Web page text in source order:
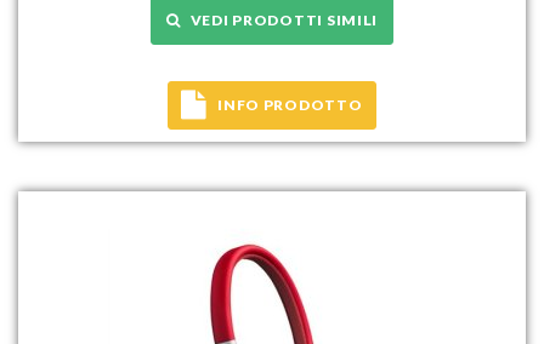
VEDI PRODOTTI SIMILI
INFO PRODOTTO